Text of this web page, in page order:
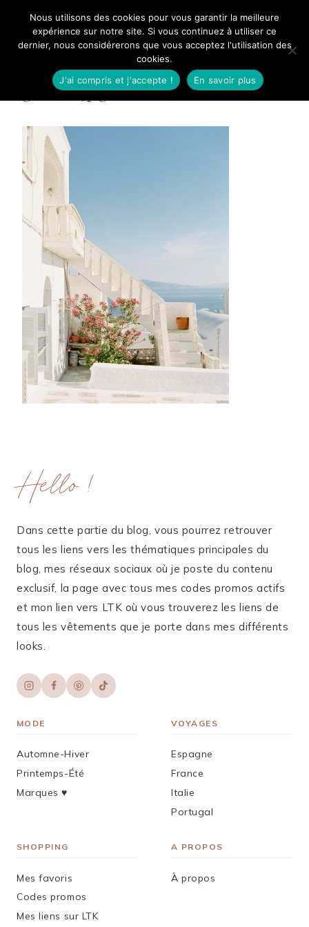
contenuMangue Poudrée
greece.jpg
Hello !
Dans cette partie du blog, vous pourrez retrouver
tous les liens vers les thématiques principales du
blog, mes réseaux sociaux où je poste du contenu
exclusif, la page avec tous mes codes promos actifs
et mon lien vers LTK où vous trouverez les liens de
tous les vêtements que je porte dans mes différents
looks.
MODE
Automne-Hiver
Printemps-Été
Marques ♥︎
VOYAGES
Espagne
France
Italie
Portugal
SHOPPING
Mes favoris
Codes promos
Mes liens sur LTK
A PROPOS
À propos
Nous utilisons des cookies pour vous garantir la meilleure
expérience sur notre site. Si vous continuez à utiliser ce
dernier, nous considérerons que vous acceptez l'utilisation des
cookies.
J'ai compris et j'accepte !
En savoir plus